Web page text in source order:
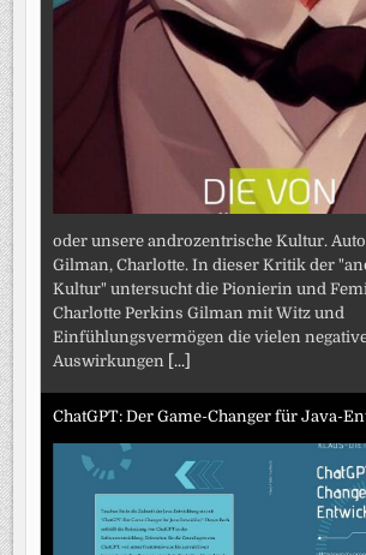
oder unsere androzentrische Kultur.
Gilman, Charlotte. In dieser Kritik der
Kultur" untersucht die Pionierin und
Charlotte Perkins Gilman mit Witz und
Einfühlungsvermögen die vielen
Auswirkungen [...]
ChatGPT: Der Game-Changer für Java-